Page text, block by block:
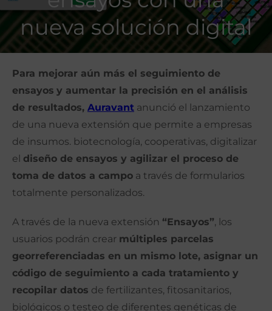
nueva solución digital
Para mejorar aún más el seguimiento de
ensayos y aumentar la precisión en el análisis
de resultados, Auravant anunció el lanzamiento
de una nueva extensión que permite a empresas
de insumos. biotecnología, cooperativas, digitalizar
el diseño de ensayos y agilizar el proceso de
toma de datos a campo a través de formularios
totalmente personalizados.
A través de la nueva extensión “Ensayos”, los
usuarios podrán crear múltiples parcelas
georreferenciadas en un mismo lote, asignar un
código de seguimiento a cada tratamiento y
recopilar datos de fertilizantes, fitosanitarios,
biológicos o testeo de diferentes genéticas de